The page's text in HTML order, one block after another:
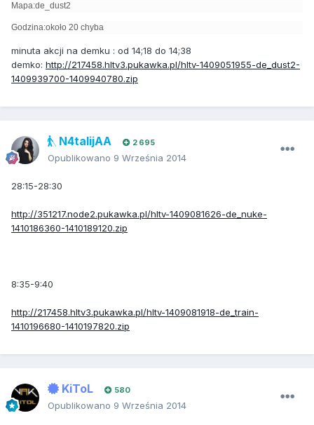
Mapa:de_dust2
Godzina:około 20 chyba
minuta akcji na demku : od 14;18 do 14;38
demko: http://217458.hltv3.pukawka.pl/hltv-1409051955-de_dust2-
1409939700-1409940780.zip
N4talijAA 2 695
Opublikowano 9 Września 2014
28:15-28:30
http://351217.node2.pukawka.pl/hltv-1409081626-de_nuke-
1410186360-1410189120.zip
8:35-9:40
http://217458.hltv3.pukawka.pl/hltv-1409081918-de_train-
1410196680-1410197820.zip
KiToL 580
Opublikowano 9 Września 2014